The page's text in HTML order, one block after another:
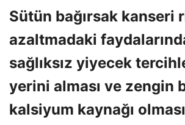
Sütün bağırsak kanseri
azaltmadaki
sağlıksız yiyecek
yerini alması ve zengin
kalsiyum kaynağı